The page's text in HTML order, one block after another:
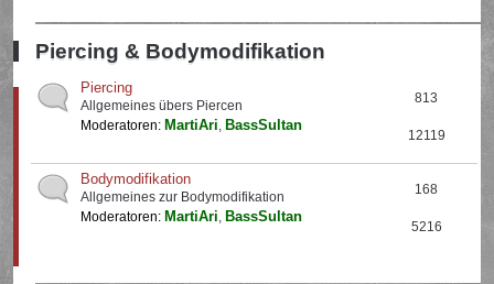
Piercing & Bodymodifikation
Piercing
Allgemeines übers Piercen
Moderatoren: MartiAri, BassSultan
813
12119
Bodymodifikation
Allgemeines zur Bodymodifikation
Moderatoren: MartiAri, BassSultan
168
5216